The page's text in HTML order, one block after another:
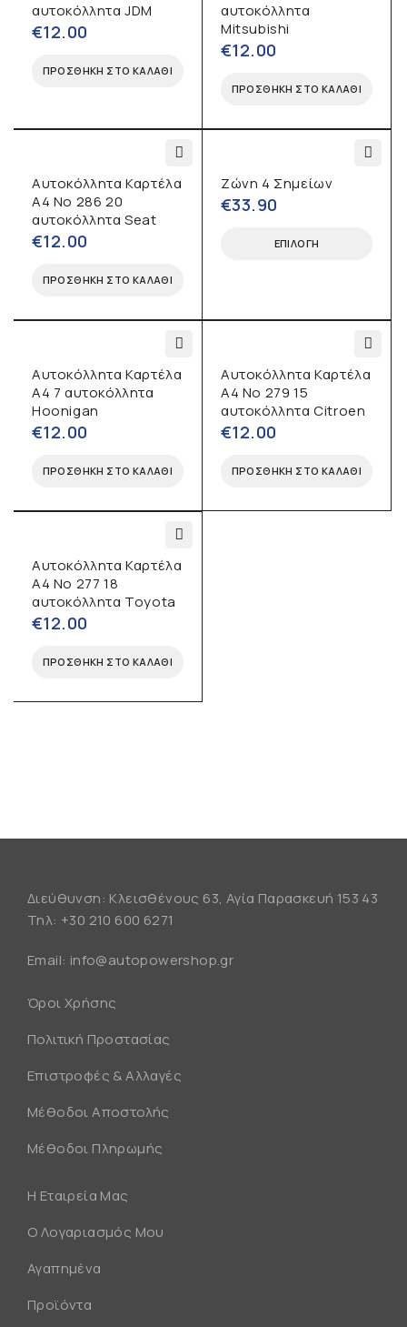
αυτοκόλλητα JDM
€12.00
ΠΡΟΣΘΉΚΗ ΣΤΟ ΚΑΛΆΘΙ
αυτοκόλλητα
Mitsubishi
€12.00
ΠΡΟΣΘΉΚΗ ΣΤΟ ΚΑΛΆΘΙ
Αυτοκόλλητα Καρτέλα
Α4 No 286 20
αυτοκόλλητα Seat
€12.00
ΠΡΟΣΘΉΚΗ ΣΤΟ ΚΑΛΆΘΙ
Ζώνη 4 Σημείων
€33.90
ΕΠΙΛΟΓΉ
Αυτοκόλλητα Καρτέλα
Α4 7 αυτοκόλλητα
Hoonigan
€12.00
ΠΡΟΣΘΉΚΗ ΣΤΟ ΚΑΛΆΘΙ
Αυτοκόλλητα Καρτέλα
Α4 No 279 15
αυτοκόλλητα Citroen
€12.00
ΠΡΟΣΘΉΚΗ ΣΤΟ ΚΑΛΆΘΙ
Αυτοκόλλητα Καρτέλα
Α4 No 277 18
αυτοκόλλητα Toyota
€12.00
ΠΡΟΣΘΉΚΗ ΣΤΟ ΚΑΛΆΘΙ
Διεύθυνση: Κλεισθένους 63, Αγία Παρασκευή 153 43
Τηλ: +30 210 600 6271
Email: info@autopowershop.gr
Όροι Χρήσης
Πολιτική Προστασίας
Επιστροφές & Αλλαγές
Μέθοδοι Αποστολής
Μέθοδοι Πληρωμής
Η Εταιρεία Μας
Ο Λογαριασμός Μου
Αγαπημένα
Προϊόντα